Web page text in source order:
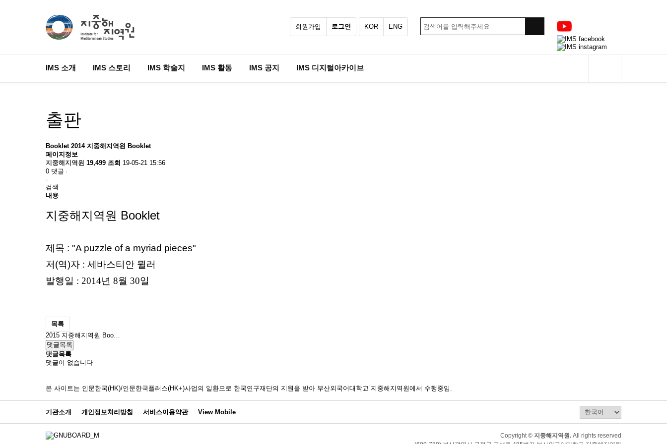
회원가입 로그인 KOR ENG
IMS 소개 IMS 스토리 IMS 학술지 IMS 활동 IMS 공지 IMS 디지털아카이브
출판
Booklet 2014 지중해지역원 Booklet
페이지정보
지중해지역원 19,499 조회 19-05-21 15:56
0 댓글
검색
내용
지중해지역원 Booklet
제목 : "A puzzle of a myriad pieces"
저(역)자 : 세바스티안 뮐러
발행일 : 2014년 8월 30일
목록
2015 지중해지역원 Boo…
댓글목록
댓글목록
댓글이 없습니다
본 사이트는 인문한국(HK)/인문한국플러스(HK+)사업의 일환으로 한국연구재단의 지원을 받아 부산외국어대학교 지중해지역원에서 수행중임.
기관소개 개인정보처리방침 서비스이용약관 View Mobile
Copyright © 지중해지역원. All rights reserved